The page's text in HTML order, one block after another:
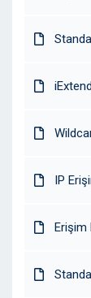
IP
Erişim